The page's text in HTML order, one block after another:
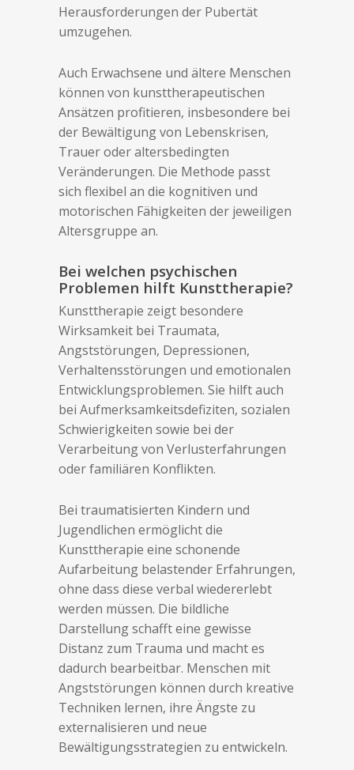
Herausforderungen der Pubertät
umzugehen.
Auch Erwachsene und ältere Menschen
können von kunsttherapeutischen
Ansätzen profitieren, insbesondere bei
der Bewältigung von Lebenskrisen,
Trauer oder altersbedingten
Veränderungen. Die Methode passt
sich flexibel an die kognitiven und
motorischen Fähigkeiten der jeweiligen
Altersgruppe an.
Bei welchen psychischen
Problemen hilft Kunsttherapie?
Kunsttherapie zeigt besondere
Wirksamkeit bei Traumata,
Angststörungen, Depressionen,
Verhaltensstörungen und emotionalen
Entwicklungsproblemen. Sie hilft auch
bei Aufmerksamkeitsdefiziten, sozialen
Schwierigkeiten sowie bei der
Verarbeitung von Verlusterfahrungen
oder familiären Konflikten.
Bei traumatisierten Kindern und
Jugendlichen ermöglicht die
Kunsttherapie eine schonende
Aufarbeitung belastender Erfahrungen,
ohne dass diese verbal wiedererlebt
werden müssen. Die bildliche
Darstellung schafft eine gewisse
Distanz zum Trauma und macht es
dadurch bearbeitbar. Menschen mit
Angststörungen können durch kreative
Techniken lernen, ihre Ängste zu
externalisieren und neue
Bewältigungsstrategien zu entwickeln.